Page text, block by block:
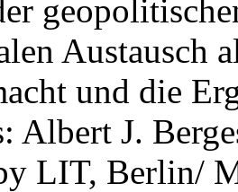
Austausch
und die
Albert J.
LIT, Berlin/